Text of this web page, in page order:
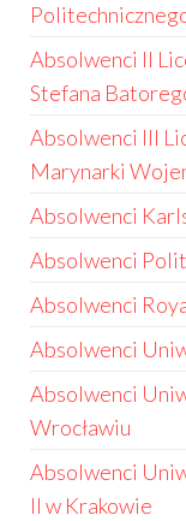
Absolwenci II
Stefana
Absolwenci III
Marynarki
Absolwenci
Absolwenci
Absolwenci
Absolwenci
Absolwenci
Wrocławiu
Absolwenci
II w Krakowie